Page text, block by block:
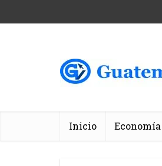
Inicio Economía